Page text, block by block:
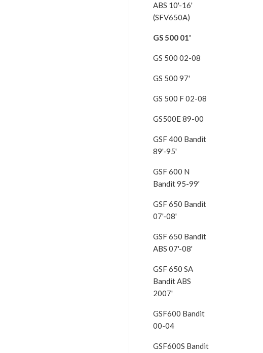
ABS 10'-16'
(SFV650A)
GS 500 01'
GS 500 02-08
GS 500 97'
GS 500 F 02-08
GS500E 89-00
GSF 400 Bandit
89'-95'
GSF 600 N
Bandit 95-99'
GSF 650 Bandit
07'-08'
GSF 650 Bandit
ABS 07'-08'
GSF 650 SA
Bandit ABS
2007'
GSF600 Bandit
00-04
GSF600S Bandit